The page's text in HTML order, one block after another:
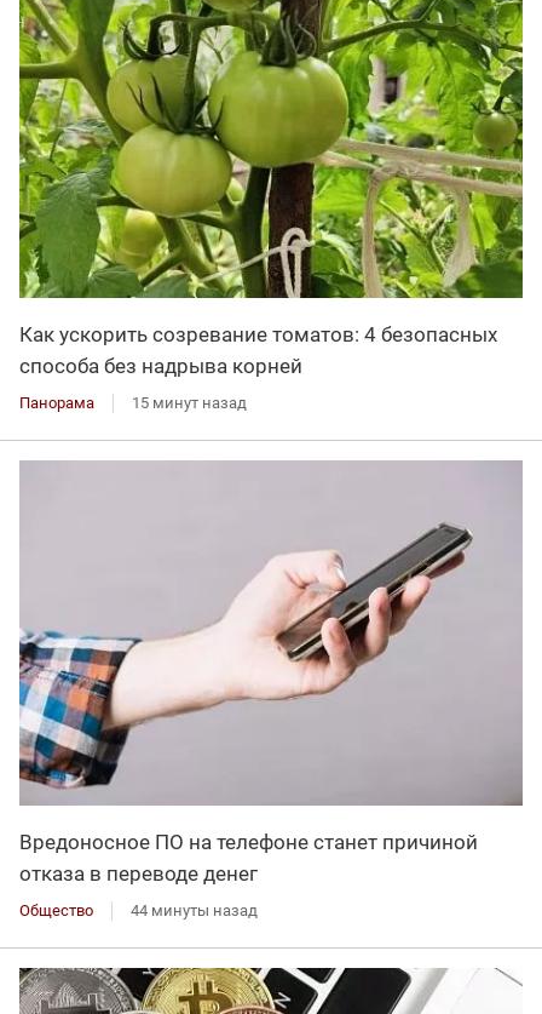
Как ускорить созревание томатов: 4 безопасных
способа без надрыва корней
Панорама 15 минут назад
Вредоносное ПО на телефоне станет причиной
отказа в переводе денег
Общество 44 минуты назад